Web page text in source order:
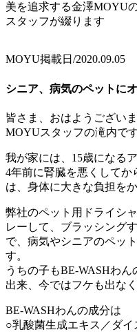
美を追求する金澤MOYU
スタッフが綴ります
MOYU掲載日/2020.09.05
シニア、病気のペットに
皆さま、おはようございま
MOYUスタッフの滝内です
我が家には、15歳になる
4年前に腎臓を悪くして
は、身体に大きな負担を
弊社のペット用ドライシ
レーして、ブラッシング
で、病気やシニアのペッ
す。
うちの子もBE-WASHわ
出来、今ではフケも出な
BE-WASHわんの成分は
○乳酸菌生成エキス／ダイ